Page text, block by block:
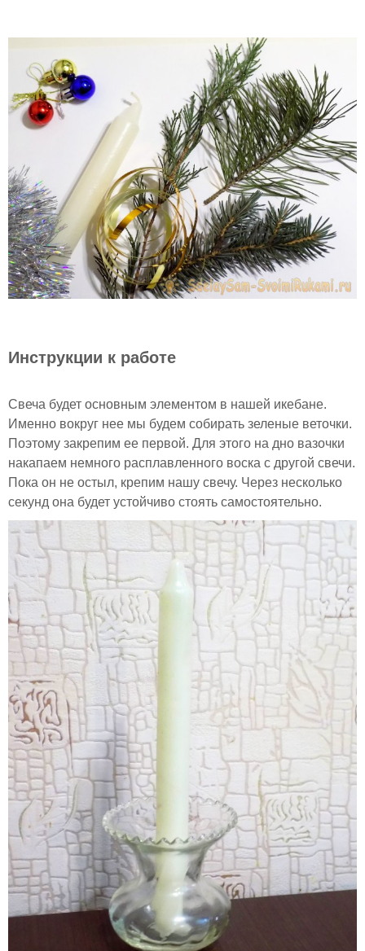
Инструкции к работе
Свеча будет основным элементом в нашей икебане.
Именно вокруг нее мы будем собирать зеленые веточки.
Поэтому закрепим ее первой. Для этого на дно вазочки
накапаем немного расплавленного воска с другой свечи.
Пока он не остыл, крепим нашу свечу. Через несколько
секунд она будет устойчиво стоять самостоятельно.